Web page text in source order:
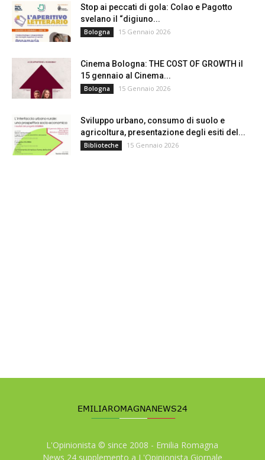
Stop ai peccati di gola: Colao e Pagotto
svelano il “digiuno...
Bologna 15 Gennaio 2026
Cinema Bologna: THE COST OF GROWTH il
15 gennaio al Cinema...
Bologna 15 Gennaio 2026
Sviluppo urbano, consumo di suolo e
agricoltura, presentazione degli esiti del...
Biblioteche 15 Gennaio 2026
L'Opinionista © since 2008 - Emilia Romagna
News 24 supplemento a L'Opinionista Giornale